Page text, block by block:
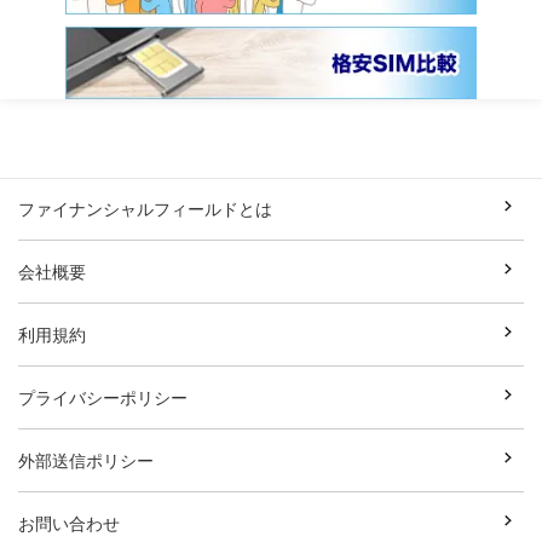
ファイナンシャルフィールドとは
会社概要
利用規約
プライバシーポリシー
外部送信ポリシー
お問い合わせ